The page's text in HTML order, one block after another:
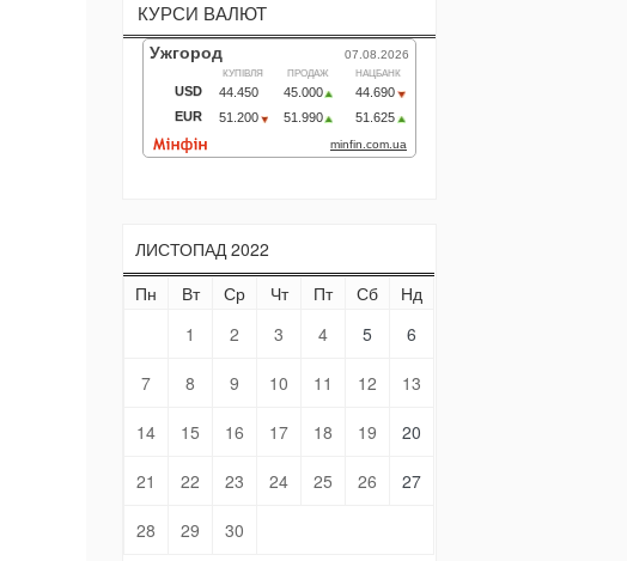
КУРСИ ВАЛЮТ
ЛИСТОПАД 2022
Пн
Вт Ср Чт Пт Сб
Нд
1
2 3 4 5 6
7 8 9 10 11 12 13
14 15 16 17 18 19 20
21 22 23 24 25 26 27
28 29
30